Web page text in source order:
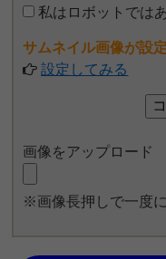
私はロボットでは
サムネイル画像が設
設定してみる
画像をアップロード
※画像長押しで一度